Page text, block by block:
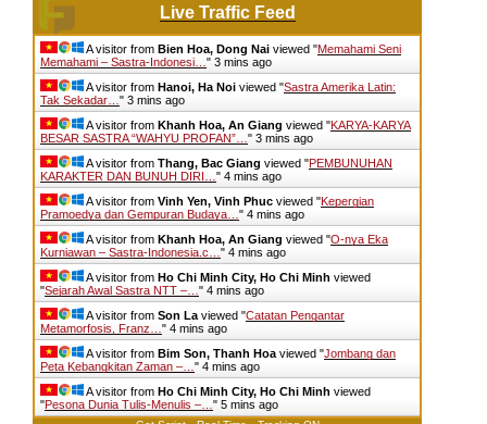
Live Traffic Feed
A visitor from Bien Hoa, Dong Nai viewed "Memahami Seni
Memahami – Sastra-Indonesi… " 3 mins ago
A visitor from Hanoi, Ha Noi viewed "Sastra Amerika Latin:
Tak Sekadar… " 3 mins ago
A visitor from Khanh Hoa, An Giang viewed "KARYA-KARYA
BESAR SASTRA “WAHYU PROFAN”… " 4 mins ago
A visitor from Thang, Bac Giang viewed "PEMBUNUHAN
KARAKTER DAN BUNUH DIRI… " 4 mins ago
A visitor from Vinh Yen, Vinh Phuc viewed "Kepergian
Pramoedya dan Gempuran Budaya… " 4 mins ago
A visitor from Khanh Hoa, An Giang viewed "O-nya Eka
Kurniawan – Sastra-Indonesia.c… " 4 mins ago
A visitor from Ho Chi Minh City, Ho Chi Minh viewed
"Sejarah Awal Sastra NTT –… " 4 mins ago
A visitor from Son La viewed "Catatan Pengantar
Metamorfosis, Franz… " 4 mins ago
A visitor from Bim Son, Thanh Hoa viewed "Jombang dan
Peta Kebangkitan Zaman –… " 4 mins ago
A visitor from Ho Chi Minh City, Ho Chi Minh viewed
"Pesona Dunia Tulis-Menulis –… " 5 mins ago